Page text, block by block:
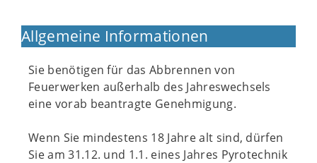
Allgemeine Informationen
Sie benötigen für das Abbrennen von
Feuerwerken außerhalb des Jahreswechsels
eine vorab beantragte Genehmigung.
Wenn Sie mindestens 18 Jahre alt sind, dürfen
Sie am 31.12. und 1.1. eines Jahres Pyrotechnik